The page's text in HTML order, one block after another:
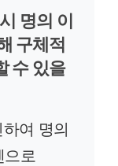
명의 이
구체적
수 있을
여 명의
으로